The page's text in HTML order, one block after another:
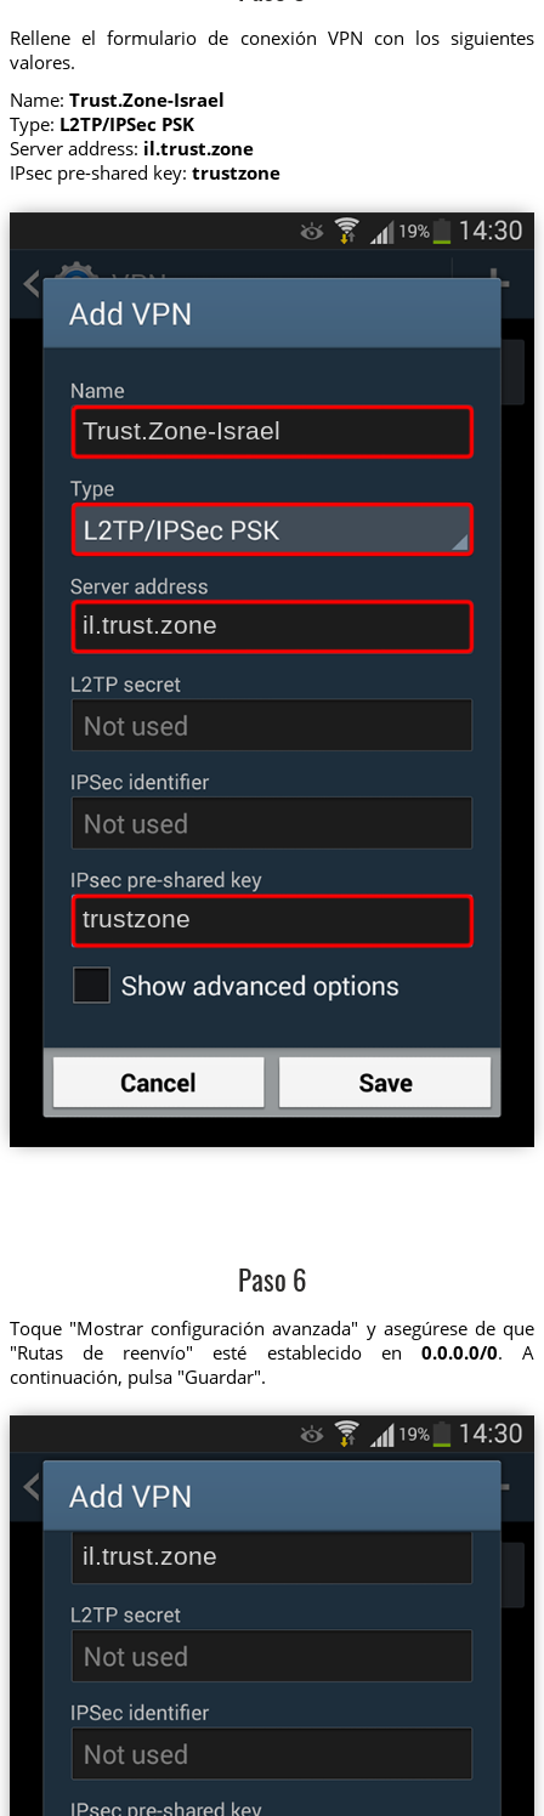
Rellene el formulario de conexión VPN con los siguientes
valores.
Name: Trust.Zone-Israel
Type: L2TP/IPSec PSK
Server address: il.trust.zone
IPsec pre-shared key: trustzone
Trust.Zone-Israel
il.trust.zone
trustzone
Paso 6
Toque "Mostrar configuración avanzada" y asegúrese de que
"Rutas de reenvío" esté establecido en0.0.0.0/0. A
continuación, pulsa "Guardar".
il.trust.zone